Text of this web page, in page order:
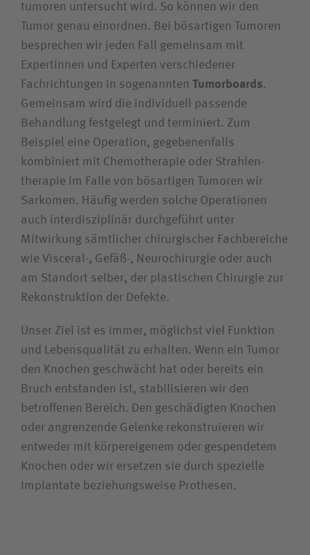
Zuweiserin / Zuweiser
Bewerberin / Bewerber
tumoren untersucht wird. So können wir den
Tumor genau einordnen. Bei bösartigen Tumoren
besprechen wir jeden Fall gemeinsam mit
Expertinnen und Experten verschiedener
Fachrichtungen in sogenannten Tumorboards.
Gemeinsam wird die individuell passende
Behandlung festgelegt und terminiert. Zum
Beispiel eine Operation, gegebenenfalls
kombiniert mit Chemotherapie oder Strahlen­
therapie im Falle von bösartigen Tumoren wir
Sarkomen. Häufig werden solche Operationen
auch inter­disziplinär durchgeführt unter
Mitwirkung sämtlicher chirurgischer Fachbereiche
wie Visceral-, Gefäß-, Neurochirurgie oder auch
am Standort selber, der plastischen Chirurgie zur
Rekonstruktion der Defekte.
Unser Ziel ist es immer, möglichst viel Funktion
und Lebens­qualität zu erhalten. Wenn ein Tumor
den Knochen geschwächt hat oder bereits ein
Bruch entstanden ist, stabilisieren wir den
betroffenen Bereich. Den geschädigten Knochen
oder angrenzende Gelenke rekonstruieren wir
entweder mit körpereigenem oder gespendetem
Knochen oder wir ersetzen sie durch spezielle
Implantate beziehungsweise Prothesen.
Die Akutkliniken unserer
Unternehmensgruppe sind spezialisiert auf